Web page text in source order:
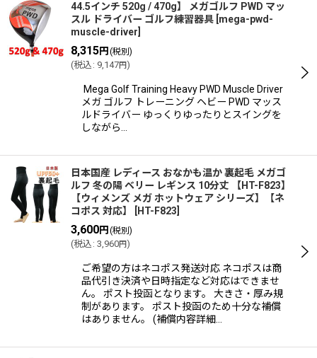
44.5インチ 520g / 470g】 メガゴルフ PWD マッ
スル ドライバー ゴルフ練習器具 mega-pwd-
muscle-driver
8,315円 (税別)
(税込 : 9,147円)
Mega Golf Training Heavy PWD Muscle Driver
メガ ゴルフ トレーニング ヘビー PWD マッス
ルドライバー ゆっくりゆったりとスイングを
しながら…
日本国産 レディース おなかも温か 裏起毛 メガゴ
ルフ 冬の陽 ベリー レギンス 10分丈 【HT-F823】
【ウィメンズ メガ ホットウェア シリーズ】【ネ
コポス 対応】
HT-F823
3,600円 (税別)
(税込 : 3,960円)
ご希望の方はネコポス発送対応 ネコポスは商
品代引き決済や日時指定など対応はできませ
ん。 ポスト投函となります。 大きさ・厚み規
制があります。 ポスト投函のため十分な補償
はありません。 (補償内容詳細…